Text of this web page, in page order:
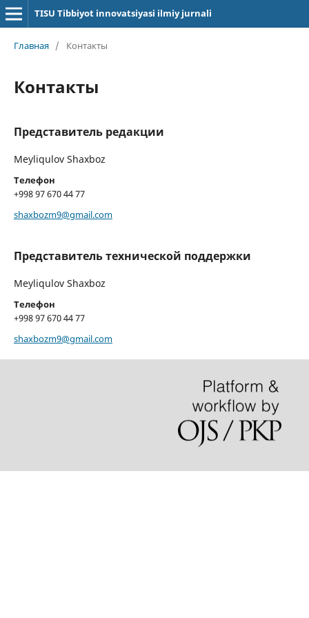
TISU Tibbiyot innovatsiyasi ilmiy jurnali
Главная / Контакты
Контакты
Представитель редакции
Meyliqulov Shaxboz
Телефон
+998 97 670 44 77
shaxbozm9@gmail.com
Представитель технической поддержки
Meyliqulov Shaxboz
Телефон
+998 97 670 44 77
shaxbozm9@gmail.com